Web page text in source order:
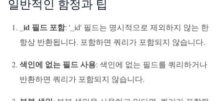
일반적인 함정과 팁
_id 필드 포함: '_id' 필드는 명시적으로 제외하지 않는 한
항상 반환됩니다. 포함하면 쿼리가 포함되지 않습니다.
색인에 없는 필드 사용: 색인에 없는 필드를 쿼리하거나
반환하면 쿼리가 포함되지 않습니다.